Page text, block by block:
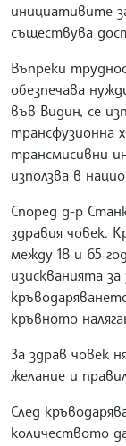
инициативите
съществува
Въпреки
обезпечава
във Видин, се
трансфузионна
трансмисивни
използва в
Според д-р
здравия човек.
между 18 и 65
изискванията
кръвното
За здрав човек
желание и
След
количеството